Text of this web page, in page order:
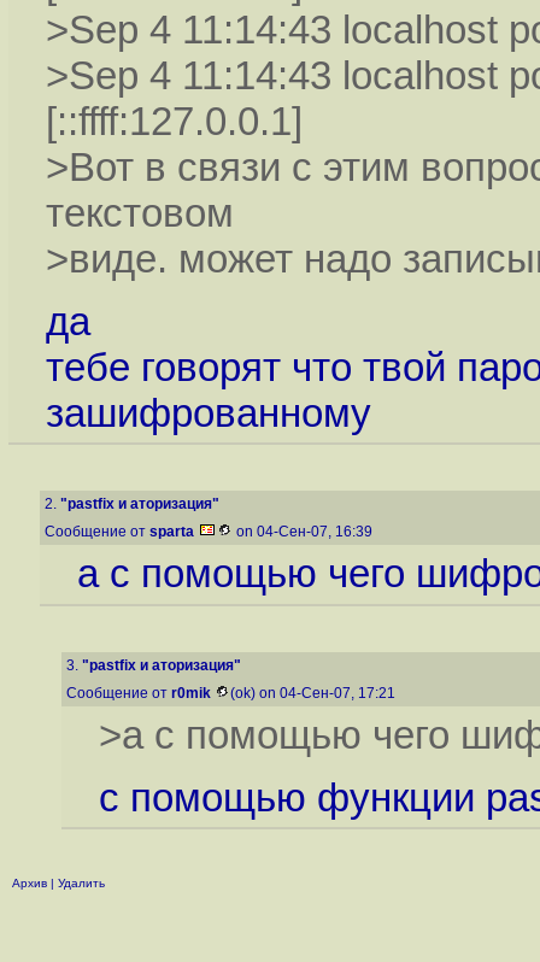
>Sep 4 11:14:43 localhost
>Sep 4 11:14:43 localhost
[::ffff:127.0.0.1]
>Вот в связи с этим
текстовом
>виде. может надо
да
тебе говорят что твой
зашифрованному
2. "pastfix и аторизация"
Сообщение от sparta on 04-Сен-07, 16:39
а с помощью чего
3. "pastfix и аторизация"
Сообщение от r0mik (ok) on 04-Сен-07, 17:21
>а с помощью чего
с помощью функции
Архив | Удалить